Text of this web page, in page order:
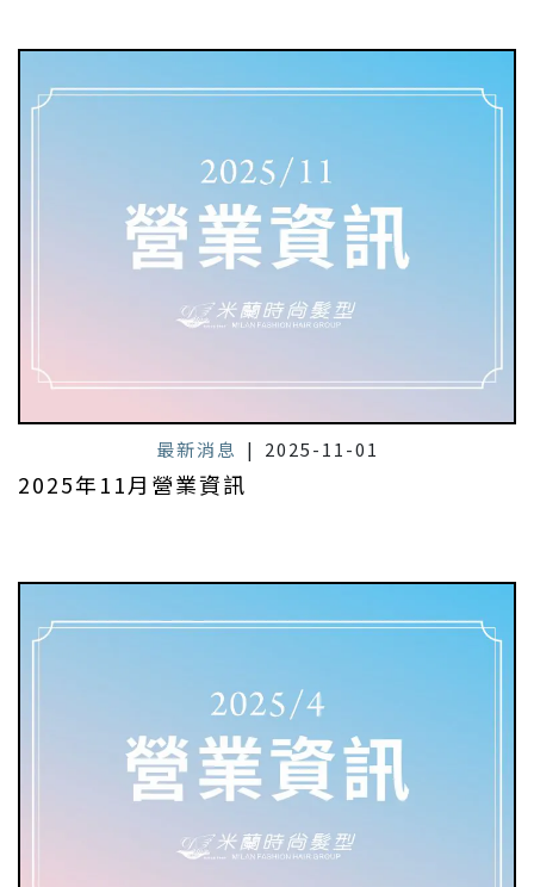
最新消息 | 2025-11-01
2025年11月營業資訊